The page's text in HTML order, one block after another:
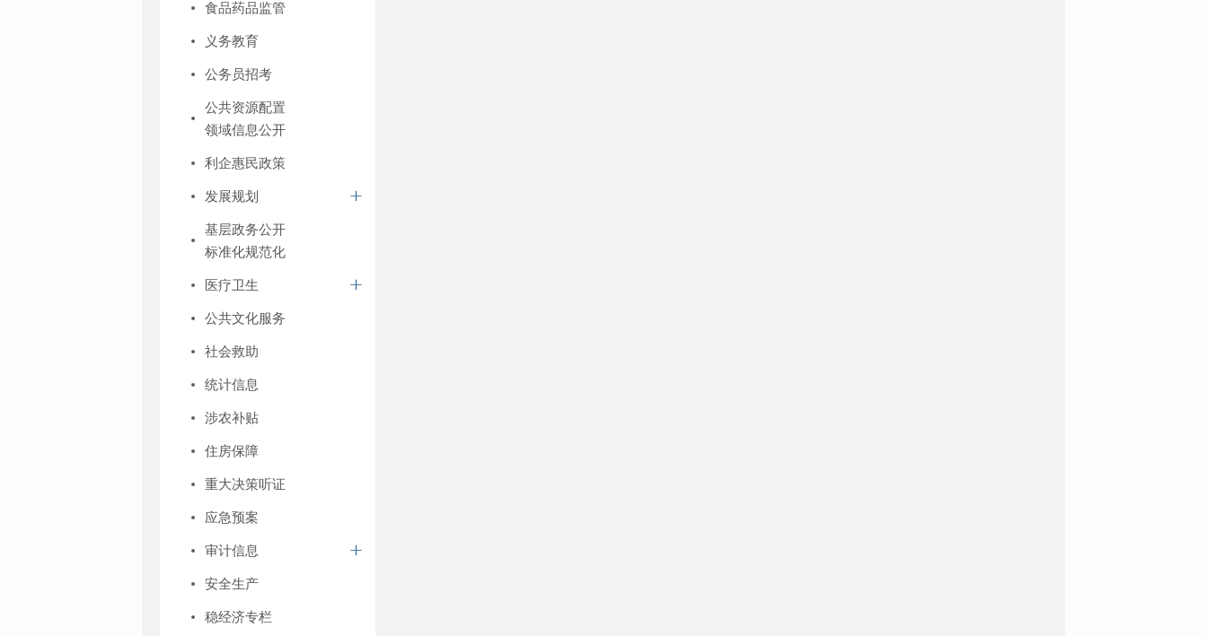
食品药品监管
义务教育
公务员招考
公共资源配置
领域信息公开
利企惠民政策
发展规划
基层政务公开
标准化规范化
医疗卫生
公共文化服务
社会救助
统计信息
涉农补贴
住房保障
重大决策听证
应急预案
审计信息
安全生产
稳经济专栏